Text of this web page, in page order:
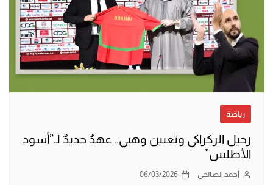
رياضة
رحيل الركراكي وتعيين وهبي.. عهدٌ جديدٌ لـ”أسود
الأطلس”
أحمد الصالحي 06/03/2026